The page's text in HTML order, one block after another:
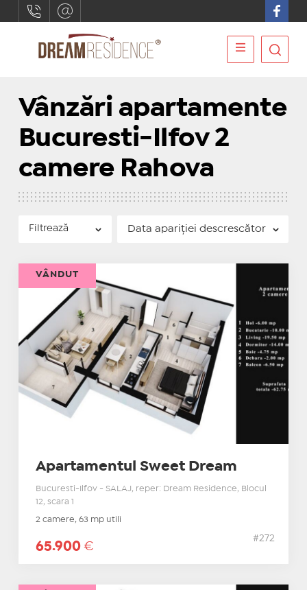
Vânzări apartamente
Bucuresti-Ilfov 2
camere Rahova
Filtrează
Apartamentul Sweet Dream
Bucuresti-Ilfov - SALAJ, reper: Dream Residence, Blocul
12, scara 1
2 camere, 63 mp utili
65.900 €
#272
VÂNDUT